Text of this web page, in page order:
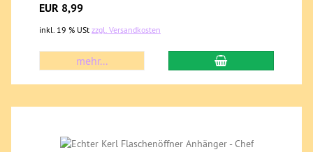
EUR 8,99
inkl. 19 % USt zzgl. Versandkosten
mehr...